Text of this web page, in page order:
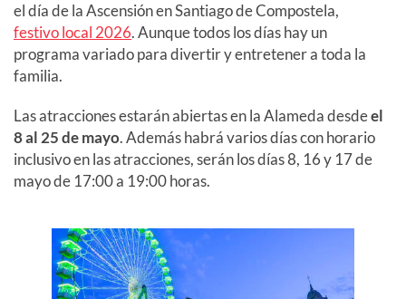
el día de la Ascensión en Santiago de Compostela,
festivo local 2026. Aunque todos los días hay un
programa variado para divertir y entretener a toda la
familia.
Las atracciones estarán abiertas en la Alameda desdeel
8 al 25 de mayo. Además habrá varios días con horario
inclusivo en las atracciones, serán los días 8, 16 y 17 de
mayo de 17:00 a 19:00 horas.